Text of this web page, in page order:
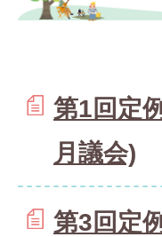
第1回定
月議会)
第3回定